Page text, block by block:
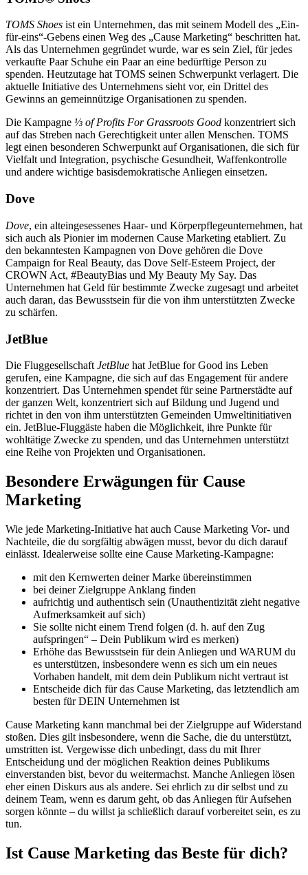
TOMS Shoes ist ein Unternehmen, das mit seinem Modell des „Ein-
für-eins“-Gebens einen Weg des „Cause Marketing“ beschritten hat.
Als das Unternehmen gegründet wurde, war es sein Ziel, für jedes
verkaufte Paar Schuhe ein Paar an eine bedürftige Person zu
spenden. Heutzutage hat TOMS seinen Schwerpunkt verlagert. Die
aktuelle Initiative des Unternehmens sieht vor, ein Drittel des
Gewinns an gemeinnützige Organisationen zu spenden.
Die Kampagne ⅓ of Profits For Grassroots Good konzentriert sich
auf das Streben nach Gerechtigkeit unter allen Menschen. TOMS
legt einen besonderen Schwerpunkt auf Organisationen, die sich für
Vielfalt und Integration, psychische Gesundheit, Waffenkontrolle
und andere wichtige basisdemokratische Anliegen einsetzen.
Dove
Dove, ein alteingesessenes Haar- und Körperpflegeunternehmen, hat
sich auch als Pionier im modernen Cause Marketing etabliert. Zu
den bekanntesten Kampagnen von Dove gehören die Dove
Campaign for Real Beauty, das Dove Self-Esteem Project, der
CROWN Act, #BeautyBias und My Beauty My Say. Das
Unternehmen hat Geld für bestimmte Zwecke zugesagt und arbeitet
auch daran, das Bewusstsein für die von ihm unterstützten Zwecke
zu schärfen.
JetBlue
Die Fluggesellschaft JetBlue hat JetBlue for Good ins Leben
gerufen, eine Kampagne, die sich auf das Engagement für andere
konzentriert. Das Unternehmen spendet für seine Partnerstädte auf
der ganzen Welt, konzentriert sich auf Bildung und Jugend und
richtet in den von ihm unterstützten Gemeinden Umweltinitiativen
ein. JetBlue-Fluggäste haben die Möglichkeit, ihre Punkte für
wohltätige Zwecke zu spenden, und das Unternehmen unterstützt
eine Reihe von Projekten und Organisationen.
Besondere Erwägungen für Cause
Marketing
Wie jede Marketing-Initiative hat auch Cause Marketing Vor- und
Nachteile, die du sorgfältig abwägen musst, bevor du dich darauf
einlässt. Idealerweise sollte eine Cause Marketing-Kampagne:
mit den Kernwerten deiner Marke übereinstimmen
bei deiner Zielgruppe Anklang finden
aufrichtig und authentisch sein (Unauthentizität zieht negative
Aufmerksamkeit auf sich)
Sie sollte nicht einem Trend folgen (d. h. auf den Zug
aufspringen“ – Dein Publikum wird es merken)
Erhöhe das Bewusstsein für dein Anliegen und WARUM du
es unterstützen, insbesondere wenn es sich um ein neues
Vorhaben handelt, mit dem dein Publikum nicht vertraut ist
Entscheide dich für das Cause Marketing, das letztendlich am
besten für DEIN Unternehmen ist
Cause Marketing kann manchmal bei der Zielgruppe auf Widerstand
stoßen. Dies gilt insbesondere, wenn die Sache, die du unterstützt,
umstritten ist. Vergewisse dich unbedingt, dass du mit Ihrer
Entscheidung und der möglichen Reaktion deines Publikums
einverstanden bist, bevor du weitermachst. Manche Anliegen lösen
eher einen Diskurs aus als andere. Sei ehrlich zu dir selbst und zu
deinem Team, wenn es darum geht, ob das Anliegen für Aufsehen
sorgen könnte – du willst ja schließlich darauf vorbereitet sein, es zu
tun.
Ist Cause Marketing das Beste für dich?